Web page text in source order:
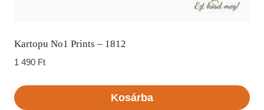
Kartopu No1 Prints – 1812
1 490 Ft
Kosárba